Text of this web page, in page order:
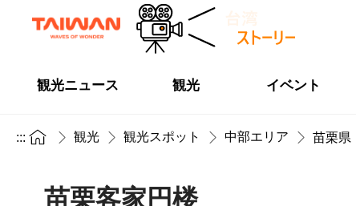
観光ニュース 観光 イベント
::: 観光 観光スポット 中部エリア 苗栗県
苗栗客家円楼